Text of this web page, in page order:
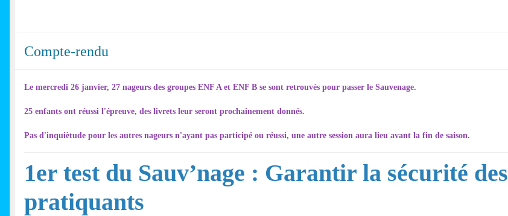
Compte-rendu
Le mercredi 26 janvier, 27 nageurs des groupes ENF A et ENF B se sont retrouvés pour passer le Sauvenage.
25 enfants ont réussi l'épreuve, des livrets leur seront prochainement donnés.
Pas d'inquiètude pour les autres nageurs n'ayant pas participé ou réussi, une autre session aura lieu avant la fin de saison.
1er test du Sauv’nage : Garantir la sécurité des
pratiquants